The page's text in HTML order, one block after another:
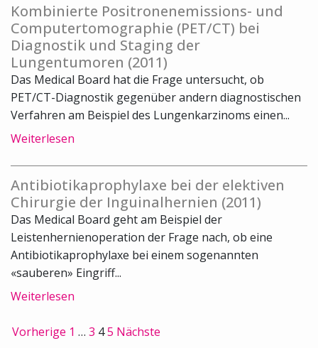
Kombinierte Positronenemissions- und
Computertomographie (PET/CT) bei
Diagnostik und Staging der
Lungentumoren (2011)
Das Medical Board hat die Frage untersucht, ob
PET/CT-Diagnostik gegenüber andern diagnostischen
Verfahren am Beispiel des Lungenkarzinoms einen...
Weiterlesen
Antibiotikaprophylaxe bei der elektiven
Chirurgie der Inguinalhernien (2011)
Das Medical Board geht am Beispiel der
Leistenhernienoperation der Frage nach, ob eine
Antibiotikaprophylaxe bei einem sogenannten
«sauberen» Eingriff...
Weiterlesen
Vorherige 1 … 3 45 Nächste